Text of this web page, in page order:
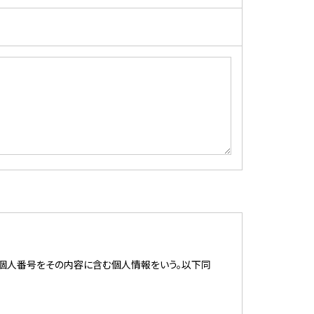
人番号をその内容に含む個人情報をいう。以下同